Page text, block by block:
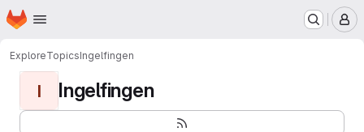
Skip to main content
Homepage
ExploreTopicsIngelfingen
I Ingelfingen